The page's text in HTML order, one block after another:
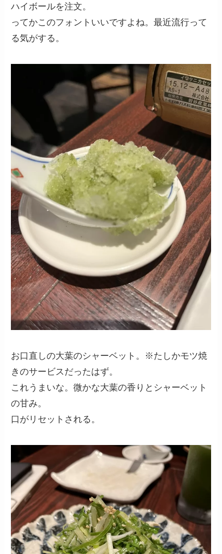
ハイボールを注文。
ってかこのフォントいいですよね。最近流行って
る気がする。
お口直しの大葉のシャーベット。※たしかモツ焼
きのサービスだったはず。
これうまいな。微かな大葉の香りとシャーベット
の甘み。
口がリセットされる。